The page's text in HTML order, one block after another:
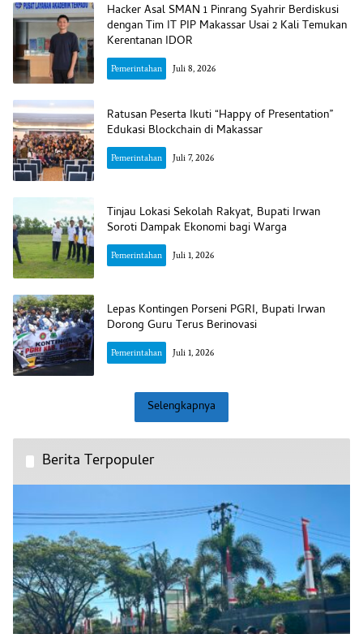
Hacker Asal SMAN 1 Pinrang Syahrir Berdiskusi
dengan Tim IT PIP Makassar Usai 2 Kali Temukan
Kerentanan IDOR
Pemerintahan Juli 8, 2026
Ratusan Peserta Ikuti “Happy of Presentation”
Edukasi Blockchain di Makassar
Pemerintahan Juli 7, 2026
Tinjau Lokasi Sekolah Rakyat, Bupati Irwan
Soroti Dampak Ekonomi bagi Warga
Pemerintahan Juli 1, 2026
Lepas Kontingen Porseni PGRI, Bupati Irwan
Dorong Guru Terus Berinovasi
Pemerintahan Juli 1, 2026
Selengkapnya
Berita Terpopuler